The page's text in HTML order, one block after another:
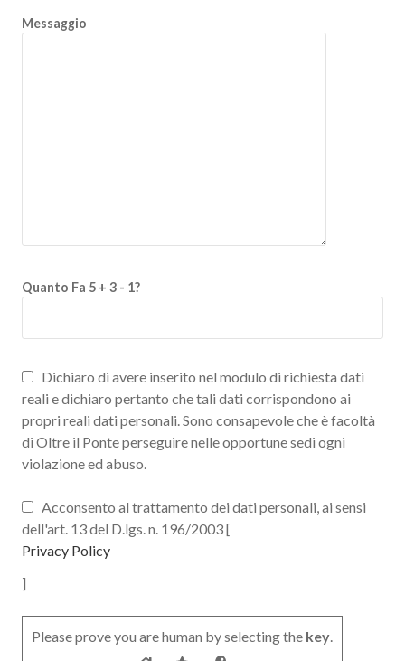
Messaggio
Quanto Fa 5 + 3 - 1?
Dichiaro di avere inserito nel modulo di richiesta dati
reali e dichiaro pertanto che tali dati corrispondono ai
propri reali dati personali. Sono consapevole che è facoltà
di Oltre il Ponte perseguire nelle opportune sedi ogni
violazione ed abuso.
Acconsento al trattamento dei dati personali, ai sensi
dell'art. 13 del D.lgs. n. 196/2003 [
Privacy Policy
]
Please prove you are human by selecting the key